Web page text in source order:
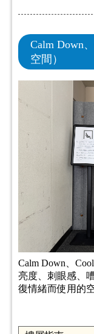
Calm Down
空間）
Calm Down、
亮度、刺眼感、
復情緒而使用的空